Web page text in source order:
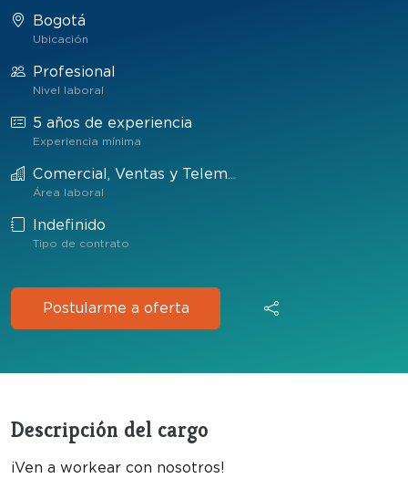
Bogotá
Ubicación
Profesional
Nivel laboral
5 años de experiencia
Experiencia mínima
Comercial, Ventas y Telem...
Área laboral
Indefinido
Tipo de contrato
Postularme a oferta
Descripción del cargo
¡Ven a workear con nosotros!